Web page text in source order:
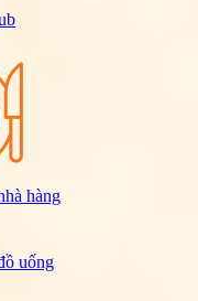
hàng
uống